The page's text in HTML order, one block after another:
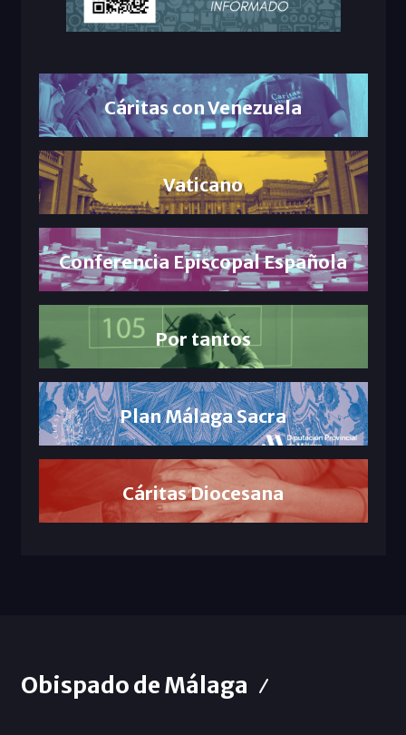
Cáritas con Venezuela
Vaticano
Conferencia Episcopal Española
Por tantos
Plan Málaga Sacra
Cáritas Diocesana
Obispado de Málaga